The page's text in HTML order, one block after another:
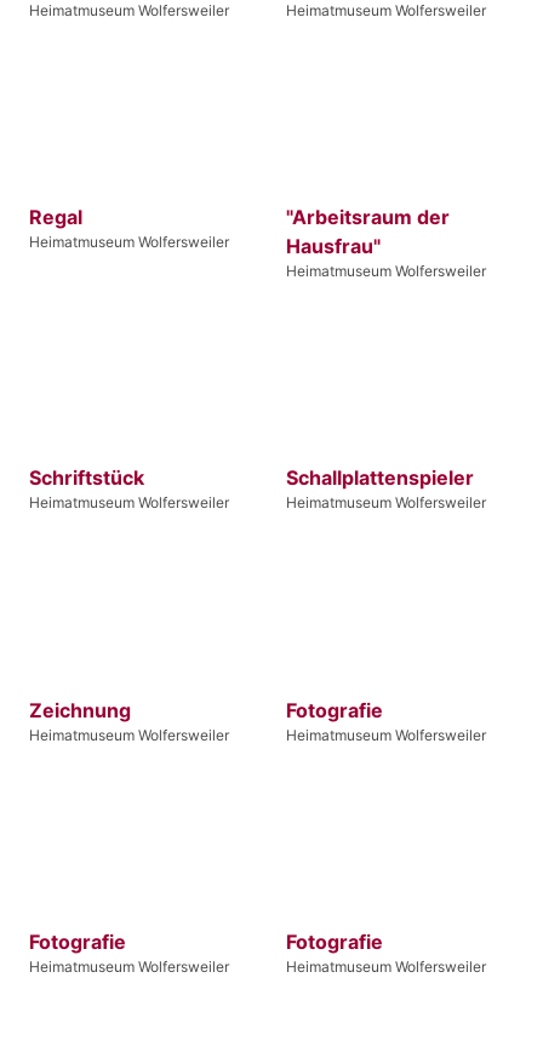
Heimatmuseum Wolfersweiler Heimatmuseum Wolfersweiler
Regal
Heimatmuseum Wolfersweiler
"Arbeitsraum der
Hausfrau"
Heimatmuseum Wolfersweiler
Schriftstück
Heimatmuseum Wolfersweiler
Schallplattenspieler
Heimatmuseum Wolfersweiler
Zeichnung
Heimatmuseum Wolfersweiler
Fotografie
Heimatmuseum Wolfersweiler
Fotografie
Heimatmuseum Wolfersweiler
Fotografie
Heimatmuseum Wolfersweiler